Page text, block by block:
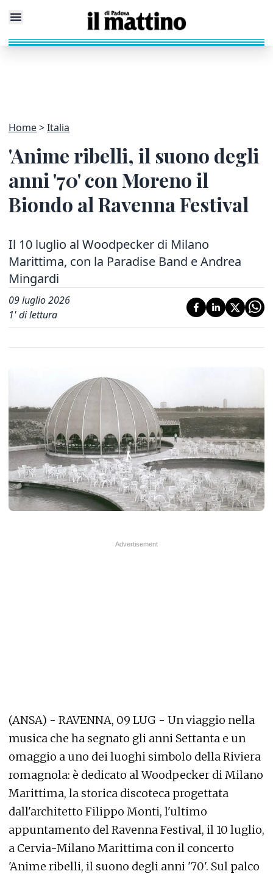
Home Italia
'Anime ribelli, il suono degli
anni '70' con Moreno il
Biondo al Ravenna Festival
Il 10 luglio al Woodpecker di Milano
Marittima, con la Paradise Band e Andrea
Mingardi
09 luglio 2026
1' di lettura
(ANSA) - RAVENNA, 09 LUG - Un viaggio nella
musica che ha segnato gli anni Settanta e un
omaggio a uno dei luoghi simbolo della Riviera
romagnola: è dedicato al Woodpecker di Milano
Marittima, la storica discoteca progettata
dall'architetto Filippo Monti, l'ultimo
appuntamento del Ravenna Festival, il 10 luglio,
a Cervia-Milano Marittima con il concerto
'Anime ribelli, il suono degli anni '70'. Sul palco